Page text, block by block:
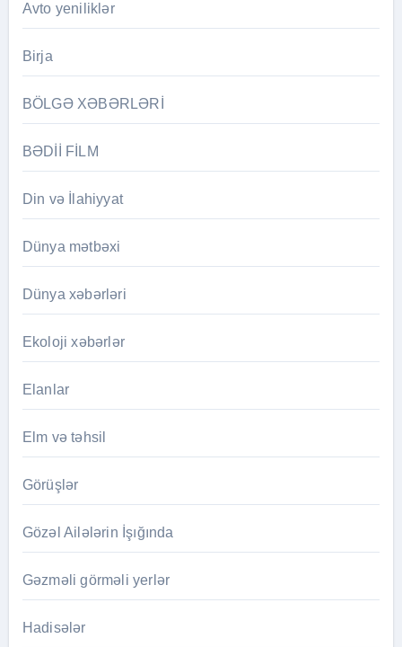
Avto yeniliklər
Birja
BÖLGƏ XƏBƏRLƏRİ
BƏDİİ FİLM
Din və İlahiyyat
Dünya mətbəxi
Dünya xəbərləri
Ekoloji xəbərlər
Elanlar
Elm və təhsil
Görüşlər
Gözəl Ailələrin İşığında
Gəzməli görməli yerlər
Hadisələr